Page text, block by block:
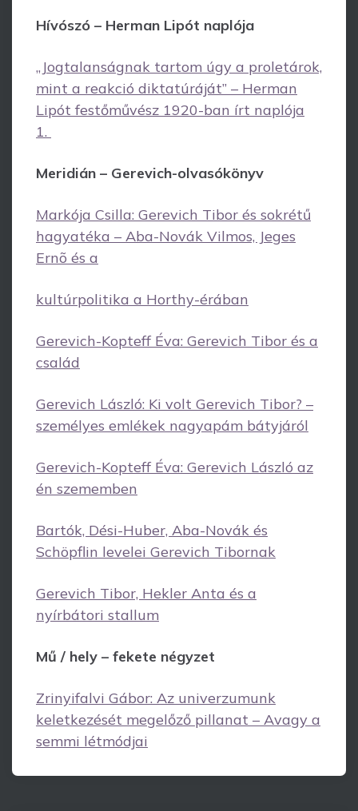
Hívószó – Herman Lipót naplója
„Jogtalanságnak tartom úgy a proletárok,
mint a reakció diktatúráját” – Herman
Lipót festőművész 1920-ban írt naplója
1.
Meridián – Gerevich-olvasókönyv
Markója Csilla: Gerevich Tibor és sokrétű
hagyatéka – Aba-Novák Vilmos, Jeges
Ernõ és a
kultúrpolitika a Horthy-érában
Gerevich-Kopteff Éva: Gerevich Tibor és a
család
Gerevich László: Ki volt Gerevich Tibor? –
személyes emlékek nagyapám bátyjáról
Gerevich-Kopteff Éva: Gerevich László az
én szememben
Bartók, Dési-Huber, Aba-Novák és
Schöpflin levelei Gerevich Tibornak
Gerevich Tibor, Hekler Anta és a
nyírbátori stallum
Mű / hely – fekete négyzet
Zrinyifalvi Gábor: Az univerzumunk
keletkezését megelőző pillanat – Avagy a
semmi létmódjai